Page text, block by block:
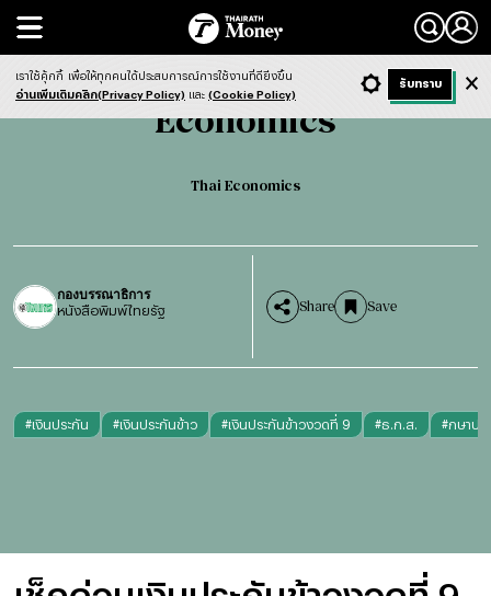
Search
Economics Thai Economics
Economics
Thai Economics
กองบรรณาธิการ
หนังสือพิมพ์ไทยรัฐ Share Save
#เงินประกัน #เงินประกันข้าว #เงินประกันข้าวงวดที่ 9 #ธ.ก.ส. #กษาปณ์
- ก + ก Dark ฟังข่าว
เราใช้คุ้กกี้ เพื่อให้ทุกคนได้ประสบการณ์การใช้งานที่ดียิ่งขึ้น
อ่านเพิ่มเติมคลิก(Privacy Policy) และ (Cookie Policy)
รับทราบ